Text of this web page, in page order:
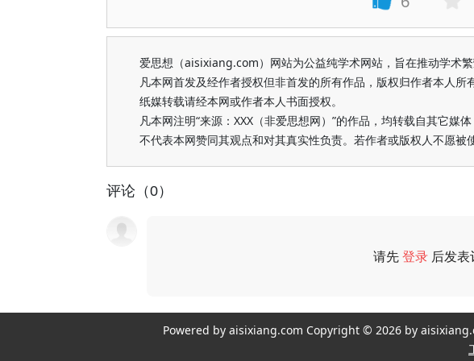
爱思想（aisixiang.com）网站为公益纯学术网站，旨在推动学术繁
凡本网首发及经作者授权但非首发的所有作品，版权归作者本人所
纸媒转载请经本网或作者本人书面授权。
凡本网注明“来源：XXX（非爱思想网）”的作品，均转载自其它媒
不代表本网赞同其观点和对其真实性负责。若作者或版权人不愿被
评论（0）
请先登录 后发表
Powered by aisixiang.com Copyright © 2026 by